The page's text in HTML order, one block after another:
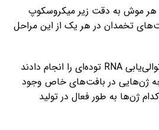
هر موش به دقت زیر میکروسکوپ
تخمدان در هر یک از این مراحل
محققان با تخمدان دوم، توالی‌یابی RNA توده‌ای را انجام دادند
چه ژن‌هایی در بافت‌های خاص وجود
ژن‌ها به طور فعال در تولید